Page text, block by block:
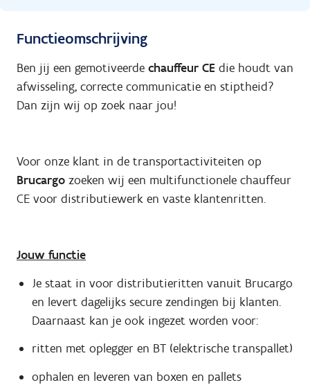
Functieomschrijving
Ben jij een gemotiveerde chauffeur CE die houdt van
afwisseling, correcte communicatie en stiptheid?
Dan zijn wij op zoek naar jou!
Voor onze klant in de transportactiviteiten op
Brucargo zoeken wij een multifunctionele chauffeur
CE voor distributiewerk en vaste klantenritten.
Jouw functie
Je staat in voor distributieritten vanuit Brucargo
en levert dagelijks secure zendingen bij klanten.
Daarnaast kan je ook ingezet worden voor:
ritten met oplegger en BT (elektrische transpallet)
ophalen en leveren van boxen en pallets